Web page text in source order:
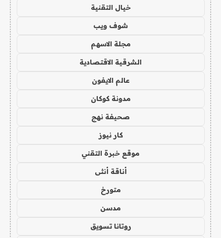
خيال التقنية
شوف ويب
مجلة الاسهم
الشرقية الاقتصادية
عالم الايفون
مدونة كوكان
صحيفة نهج
كار نيوز
موقع خبرة التقني
أناقة أنثى
متورخ
مدسن
روتانا تسويق